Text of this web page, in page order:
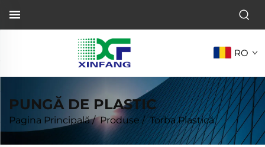
RO
PUNGĂ DE PLASTIC
Pagina Principală/Produse /Torba Plastică